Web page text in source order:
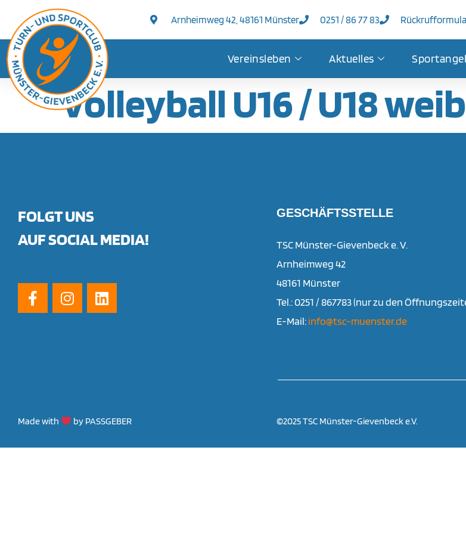
springen
Arnheimweg 42, 48161 Münster 0251 / 86 77 83
Vereinsleben Aktuelles
Volleyball U16 / U18
FOLGT UNS
AUF SOCIAL MEDIA!
GESCHÄFTSSTELLE
TSC Münster-Gievenbeck e. V.
Arnheimweg 42
48161 Münster
Tel.: 0251 / 867783 (nur zu den
E-Mail:info@tsc-muenster.de
Made with by PASSGEBER ©2025 TSC Münster-Gievenbeck e.V.